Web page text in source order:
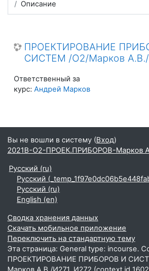
Описание
ПРОЕКТИРОВАНИЕ
СИСТЕМ /О2/Марков А.В./
Ответственный за
курс: Андрей Марков
Вы не вошли в систему (Вход)
2021В-О2-ПРОЕК.ПРИБОРОВ-Марков
Русский ‎(ru)‎
Русский
Русский ‎(ru)‎
English ‎(en)‎
Сводка хранения данных
Скачать мобильное приложение
Переключить на стандартную тему
Эта страница: General type: incourse.
ПРОЕКТИРОВАНИЕ ПРИБОРОВ И